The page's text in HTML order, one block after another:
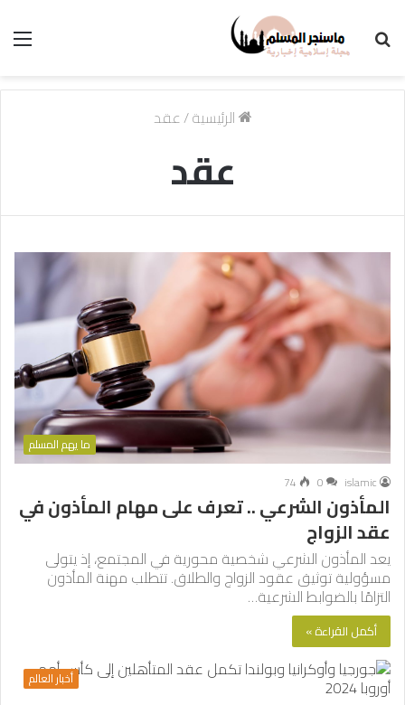
الرئيسية/عقد
عقد
ما يهم المسلم
islamic
0
74
المأذون الشرعي .. تعرف على مهام المأذون في
عقد الزواج
يعد المأذون الشرعي شخصية محورية في المجتمع، إذ يتولى
مسؤولية توثيق عقود الزواج والطلاق. تتطلب مهنة المأذون
التزامًا بالضوابط الشرعية…
أكمل القراءة »
أخبار العالم